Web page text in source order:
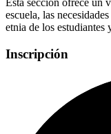
Esta sección ofrece un
escuela, las
etnia de los estudiantes
Inscripción